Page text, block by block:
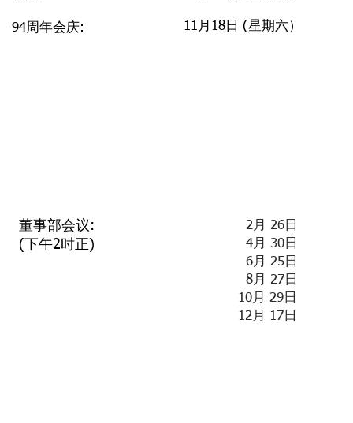
94周年会庆: 11月18日 (星期六）
董事部会议:
(下午2时正)
2月 26日
4月 30日
6月 25日
8月 27日
10月 29日
12月 17日